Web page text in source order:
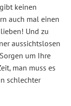
keinen
auch mal einen
Und zu
aussichtslosen
um Ihre
man muss es
schlechter